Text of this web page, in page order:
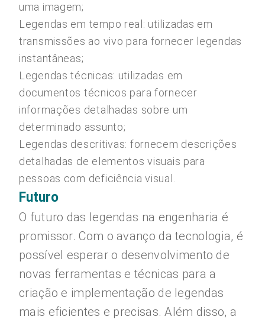
uma imagem;
Legendas em tempo real: utilizadas em
transmissões ao vivo para fornecer legendas
instantâneas;
Legendas técnicas: utilizadas em
documentos técnicos para fornecer
informações detalhadas sobre um
determinado assunto;
Legendas descritivas: fornecem descrições
detalhadas de elementos visuais para
pessoas com deficiência visual.
Futuro
O futuro das legendas na engenharia é
promissor. Com o avanço da tecnologia, é
possível esperar o desenvolvimento de
novas ferramentas e técnicas para a
criação e implementação de legendas
mais eficientes e precisas. Além disso, a